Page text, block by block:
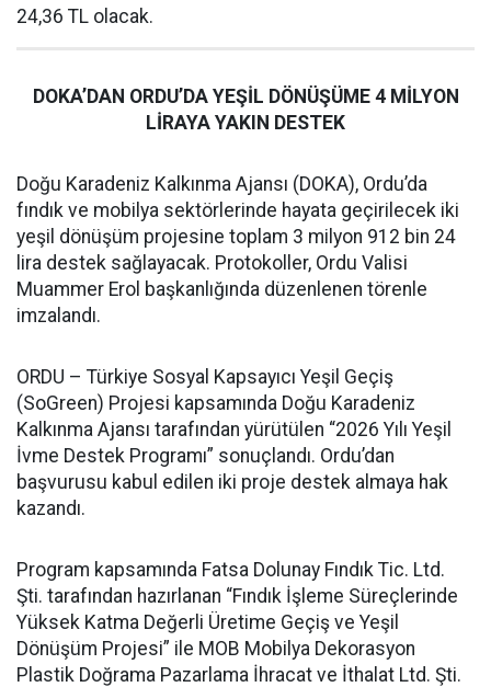
24,36 TL olacak.
DOKA’DAN ORDU’DA YEŞİL DÖNÜŞÜME 4 MİLYON
LİRAYA YAKIN DESTEK
Doğu Karadeniz Kalkınma Ajansı (DOKA), Ordu’da
fındık ve mobilya sektörlerinde hayata geçirilecek iki
yeşil dönüşüm projesine toplam 3 milyon 912 bin 24
lira destek sağlayacak. Protokoller, Ordu Valisi
Muammer Erol başkanlığında düzenlenen törenle
imzalandı.
ORDU – Türkiye Sosyal Kapsayıcı Yeşil Geçiş
(SoGreen) Projesi kapsamında Doğu Karadeniz
Kalkınma Ajansı tarafından yürütülen “2026 Yılı Yeşil
İvme Destek Programı” sonuçlandı. Ordu’dan
başvurusu kabul edilen iki proje destek almaya hak
kazandı.
Program kapsamında Fatsa Dolunay Fındık Tic. Ltd.
Şti. tarafından hazırlanan “Fındık İşleme Süreçlerinde
Yüksek Katma Değerli Üretime Geçiş ve Yeşil
Dönüşüm Projesi” ile MOB Mobilya Dekorasyon
Plastik Doğrama Pazarlama İhracat ve İthalat Ltd. Şti.